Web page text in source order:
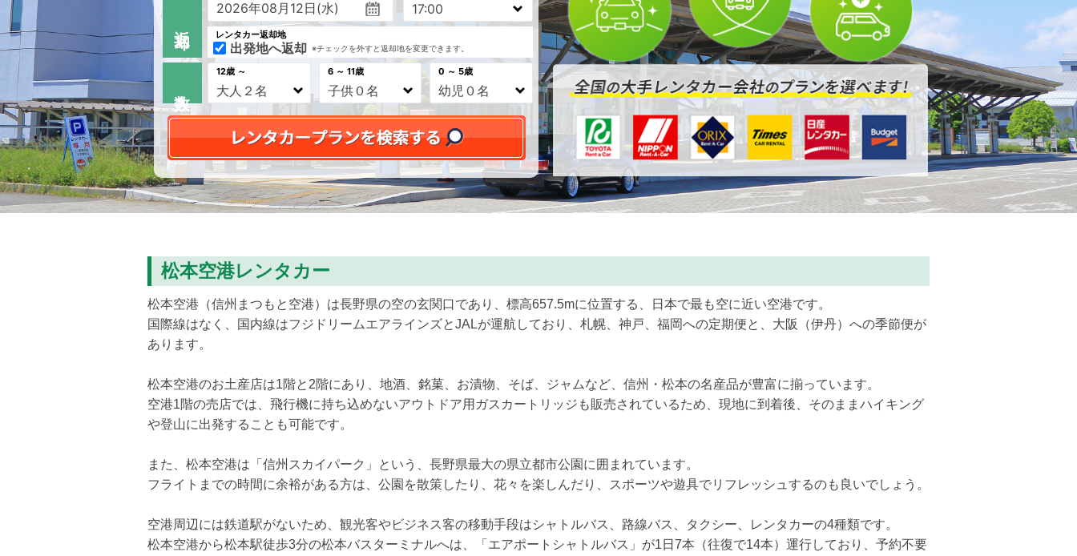
レンタカー返却地
出発地へ返却 ※チェックを外すと返却地を変更できます。
12歳 ～ 6 ～ 11歳 0 ～ 5歳
松本空港レンタカー
松本空港（信州まつもと空港）は長野県の空の玄関口であり、標高657.5mに位置する、日本で最も空に近い空港です。
国際線はなく、国内線はフジドリームエアラインズとJALが運航しており、札幌、神戸、福岡への定期便と、大阪（伊丹）への季節便が
あります。
松本空港のお土産店は1階と2階にあり、地酒、銘菓、お漬物、そば、ジャムなど、信州・松本の名産品が豊富に揃っています。
空港1階の売店では、飛行機に持ち込めないアウトドア用ガスカートリッジも販売されているため、現地に到着後、そのままハイキング
や登山に出発することも可能です。
また、松本空港は「信州スカイパーク」という、長野県最大の県立都市公園に囲まれています。
フライトまでの時間に余裕がある方は、公園を散策したり、花々を楽しんだり、スポーツや遊具でリフレッシュするのも良いでしょう。
空港周辺には鉄道駅がないため、観光客やビジネス客の移動手段はシャトルバス、路線バス、タクシー、レンタカーの4種類です。
松本空港から松本駅徒歩3分の松本バスターミナルへは、「エアポートシャトルバス」が1日7本（往復で14本）運行しており、予約不要